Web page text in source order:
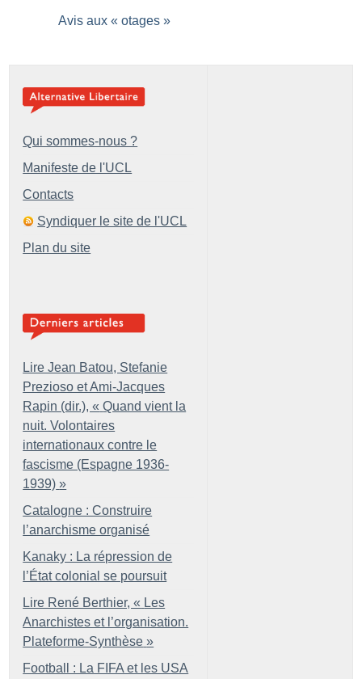
Avis aux « otages »
Qui sommes-nous ?
Manifeste de l'UCL
Contacts
Syndiquer le site de l'UCL
Plan du site
Lire Jean Batou, Stefanie
Prezioso et Ami-Jacques
Rapin (dir.), « Quand vient la
nuit. Volontaires
internationaux contre le
fascisme (Espagne 1936-
1939) »
Catalogne : Construire
l’anarchisme organisé
Kanaky : La répression de
l’État colonial se poursuit
Lire René Berthier, « Les
Anarchistes et l’organisation.
Plateforme-Synthèse »
Football : La FIFA et les USA